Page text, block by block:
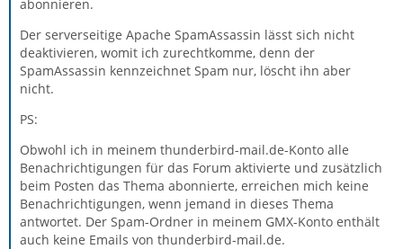
abonnieren.
Der serverseitige Apache SpamAssassin lässt sich nicht
deaktivieren, womit ich zurechtkomme, denn der
SpamAssassin kennzeichnet Spam nur, löscht ihn aber
nicht.
PS:
Obwohl ich in meinem thunderbird-mail.de-Konto alle
Benachrichtigungen für das Forum aktivierte und zusätzlich
beim Posten das Thema abonnierte, erreichen mich keine
Benachrichtigungen, wenn jemand in dieses Thema
antwortet. Der Spam-Ordner in meinem GMX-Konto enthält
auch keine Emails von thunderbird-mail.de.